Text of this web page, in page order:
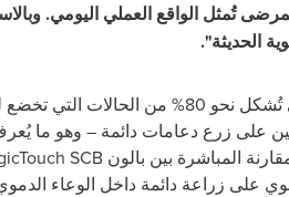
تُمثل الواقع العملي اليومي.
الحديثة".
تُمثل الشرايين التاجية ذات الحجم الصغير
على زرع دعامات دائمة – وهو ما
المباشرة بين بالونSCB
على زراعة دائمة داخل الوعاء